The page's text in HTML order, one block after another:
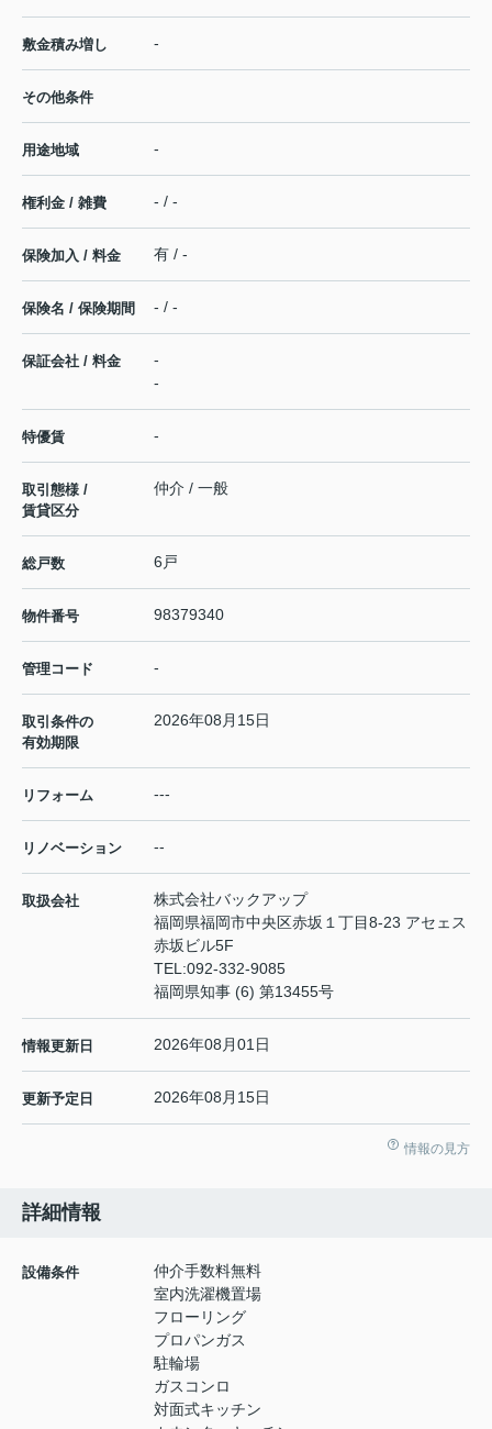
敷金積み増し -
その他条件
用途地域 -
権利金 / 雑費 - / -
保険加入 / 料金 有 / -
保険名 / 保険期間 - / -
保証会社 / 料金
-
-
特優賃 -
取引態様 /
賃貸区分
仲介 / 一般
総戸数 6戸
物件番号 98379340
管理コード -
取引条件の
有効期限
2026年08月15日
リフォーム ---
リノベーション --
取扱会社
株式会社バックアップ
福岡県福岡市中央区赤坂１丁目8-23 アセェス
赤坂ビル5F
TEL:092-332-9085
福岡県知事 (6) 第13455号
情報更新日 2026年08月01日
更新予定日 2026年08月15日
情報の見方
詳細情報
設備条件
仲介手数料無料
室内洗濯機置場
フローリング
プロパンガス
駐輪場
ガスコンロ
対面式キッチン